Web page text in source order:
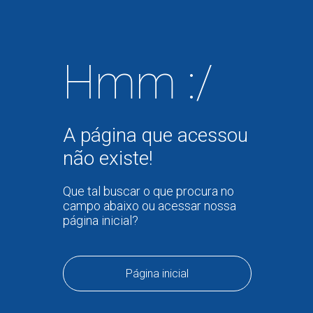
Hmm :/
A página que acessou
não existe!
Que tal buscar o que procura no
campo abaixo ou acessar nossa
página inicial?
Página inicial